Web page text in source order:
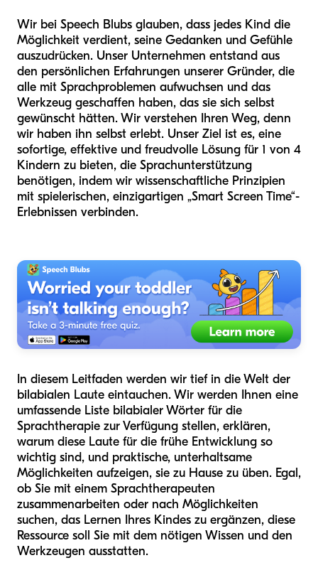
Wir bei Speech Blubs glauben, dass jedes Kind die
Möglichkeit verdient, seine Gedanken und Gefühle
auszudrücken. Unser Unternehmen entstand aus
den persönlichen Erfahrungen unserer Gründer, die
alle mit Sprachproblemen aufwuchsen und das
Werkzeug geschaffen haben, das sie sich selbst
gewünscht hätten. Wir verstehen Ihren Weg, denn
wir haben ihn selbst erlebt. Unser Ziel ist es, eine
sofortige, effektive und freudvolle Lösung für 1 von 4
Kindern zu bieten, die Sprachunterstützung
benötigen, indem wir wissenschaftliche Prinzipien
mit spielerischen, einzigartigen „Smart Screen Time“-
Erlebnissen verbinden.
In diesem Leitfaden werden wir tief in die Welt der
bilabialen Laute eintauchen. Wir werden Ihnen eine
umfassende Liste bilabialer Wörter für die
Sprachtherapie zur Verfügung stellen, erklären,
warum diese Laute für die frühe Entwicklung so
wichtig sind, und praktische, unterhaltsame
Möglichkeiten aufzeigen, sie zu Hause zu üben. Egal,
ob Sie mit einem Sprachtherapeuten
zusammenarbeiten oder nach Möglichkeiten
suchen, das Lernen Ihres Kindes zu ergänzen, diese
Ressource soll Sie mit dem nötigen Wissen und den
Werkzeugen ausstatten.